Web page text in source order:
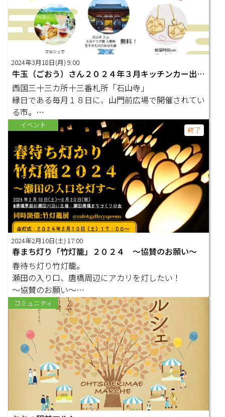
2024年3月18日(月) 9:00
牛玉（ごおう）さん２０２４年３月キッチンカー出店者募集☆
西国三十三カ所十三番札所「石山寺」
縁日である毎月１８日に、山門前広場で開催されてい
る市。
３月１８日月曜日は、イベ…
イベント
終了
2024年2月10日(土) 17:00
春まち灯り「竹灯籠」２０２４ ～協賛のお願い～
春待ち灯り竹灯籠。
瀬田の入り口、唐橋周辺にアカリを灯したい！
～協賛のお願い～
瀬田唐橋まちづくりの…
コミュニティ